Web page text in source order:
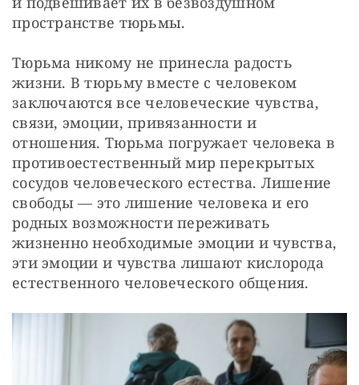
пространстве тюрьмы.
Тюрьма никому не принесла радость
жизни. В тюрьму вместе с человеком
заключаются все человеческие чувства,
связи, эмоции, привязанности и
отношения. Тюрьма погружает человека в
противоестественный мир перекрытых
сосудов человеческого естества. Лишение
свободы — это лишение человека и его
родных возможности переживать
жизненно необходимые эмоции и чувства,
эти эмоции и чувства лишают кислорода
естественного человеческого общения.